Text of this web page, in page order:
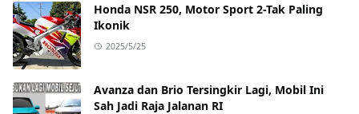
Honda NSR 250, Motor Sport 2-Tak Paling
Ikonik
2025/5/25
Avanza dan Brio Tersingkir Lagi, Mobil Ini
Sah Jadi Raja Jalanan RI